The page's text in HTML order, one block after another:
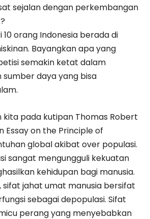
sejalan dengan perkembangan
10 orang Indonesia berada di
Bayangkan apa yang
semakin ketat dalam
daya yang bisa
kita pada kutipan Thomas Robert
Essay on the Principle of
global akibat over populasi.
sangat mengungguli kekuatan
kehidupan bagi manusia.
sifat jahat umat manusia bersifat
sebagai depopulasi. Sifat
perang yang menyebabkan